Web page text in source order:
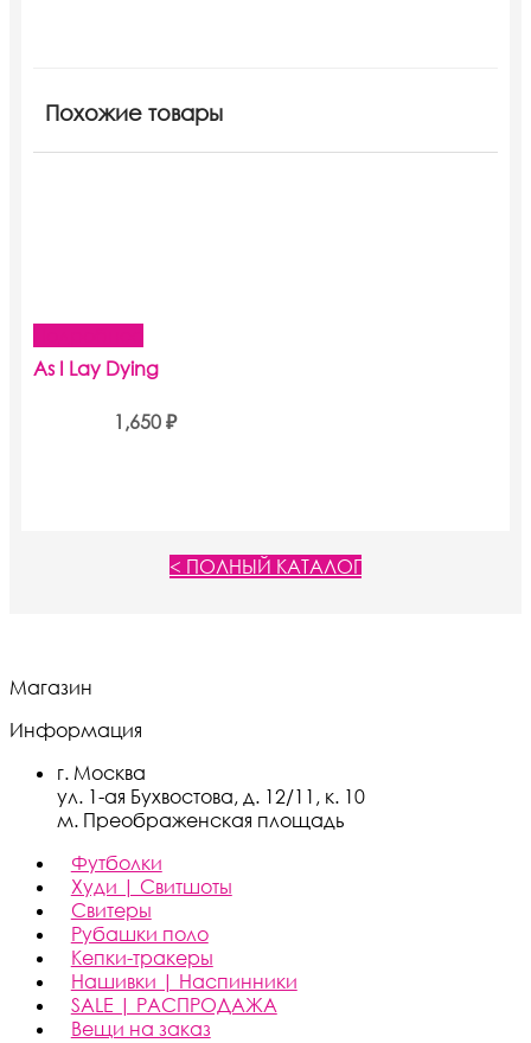
Похожие товары
As I Lay Dying
1,650 ₽
< ПОЛНЫЙ КАТАЛОГ
Магазин
Информация
г. Москва
ул. 1-ая Бухвостова, д. 12/11, к. 10
м. Преображенская площадь
Футболки
Худи | Свитшоты
Свитеры
Рубашки поло
Кепки-тракеры
Нашивки | Наспинники
SALE | РАСПРОДАЖА
Вещи на заказ